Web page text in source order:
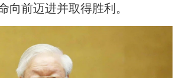
向前迈进并取得胜利。